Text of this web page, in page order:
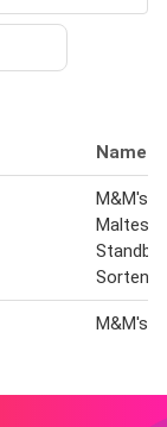
Name
M&M's
Sorten
M&M's